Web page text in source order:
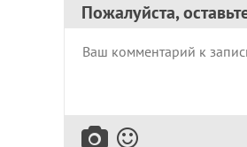
Пожалуйста,